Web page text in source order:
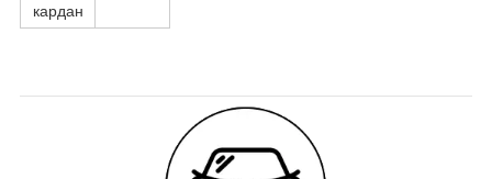
кардан